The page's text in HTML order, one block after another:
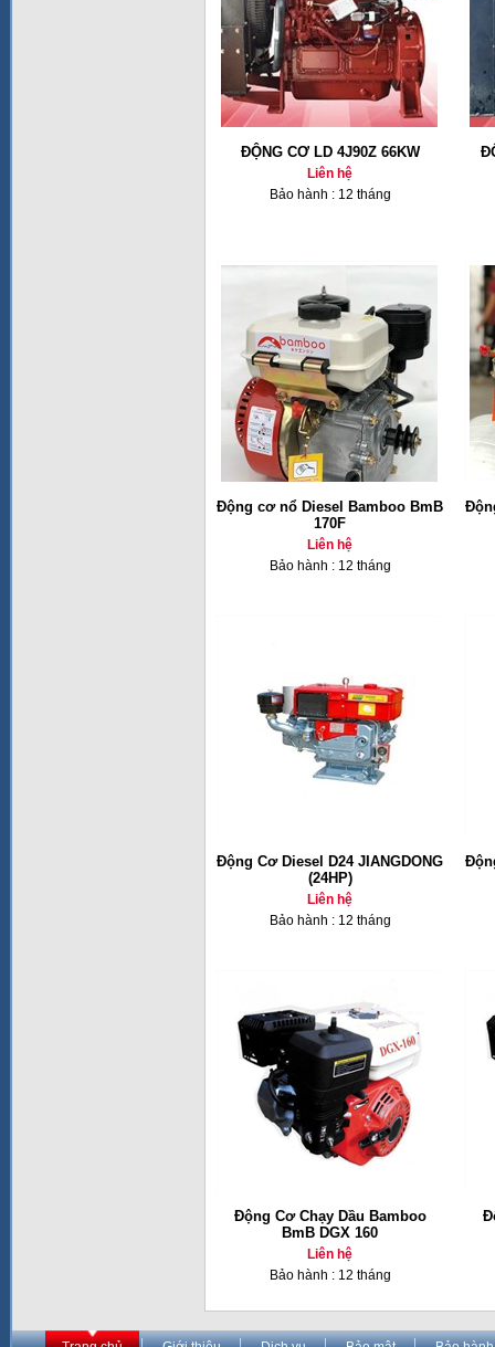
ĐỘNG CƠ LD 4J90Z 66KW
Liên hệ
Bảo hành : 12 tháng
Động cơ nổ Diesel Bamboo BmB
170F
Liên hệ
Bảo hành : 12 tháng
Động Cơ Diesel D24 JIANGDONG
(24HP)
Liên hệ
Bảo hành : 12 tháng
Động Cơ Chạy Dầu Bamboo
BmB DGX 160
Liên hệ
Bảo hành : 12 tháng